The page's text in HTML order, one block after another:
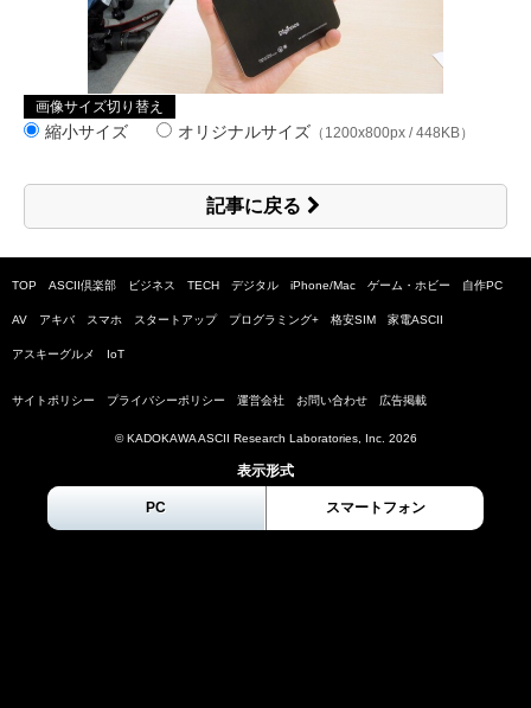
画像サイズ切り替え
縮小サイズ オリジナルサイズ （1200x800px / 448KB）
記事に戻る
TOP ASCII倶楽部 ビジネス TECH デジタル iPhone/Mac ゲーム・ホビー 自作PC
AV アキバ スマホ スタートアップ プログラミング+ 格安SIM 家電ASCII
アスキーグルメ IoT
サイトポリシー プライバシーポリシー 運営会社 お問い合わせ 広告掲載
© KADOKAWA ASCII Research Laboratories, Inc. 2026
表示形式
PC スマートフォン